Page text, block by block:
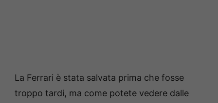
La Ferrari è stata salvata prima che fosse
troppo tardi, ma come potete vedere dalle